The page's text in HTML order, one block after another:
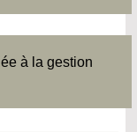
à la gestion